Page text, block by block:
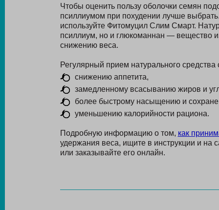
Чтобы оценить пользу оболочки семян
псиллиумом при похудении лучше
используйте Фитомуцил Слим Смарт.
псиллиум, но и глюкоманнан — вещество
снижению веса.
Регулярный прием натурального
снижению аппетита,
замедленному всасыванию жиров и
более быстрому насыщению и
уменьшению калорийности рациона.
Подробную информацию о том, как
удержания веса, ищите в инструкции и
или заказывайте его онлайн.